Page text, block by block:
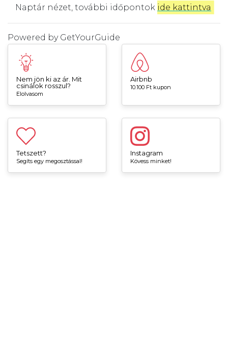
Naptár nézet, további időpontok ide kattintva
Powered by GetYourGuide
Nem jön ki az ár. Mit
csinálok rosszul?
Elolvasom
Airbnb
10.100 Ft kupon
Tetszett?
Segíts egy megosztással!
Instagram
Kövess minket!